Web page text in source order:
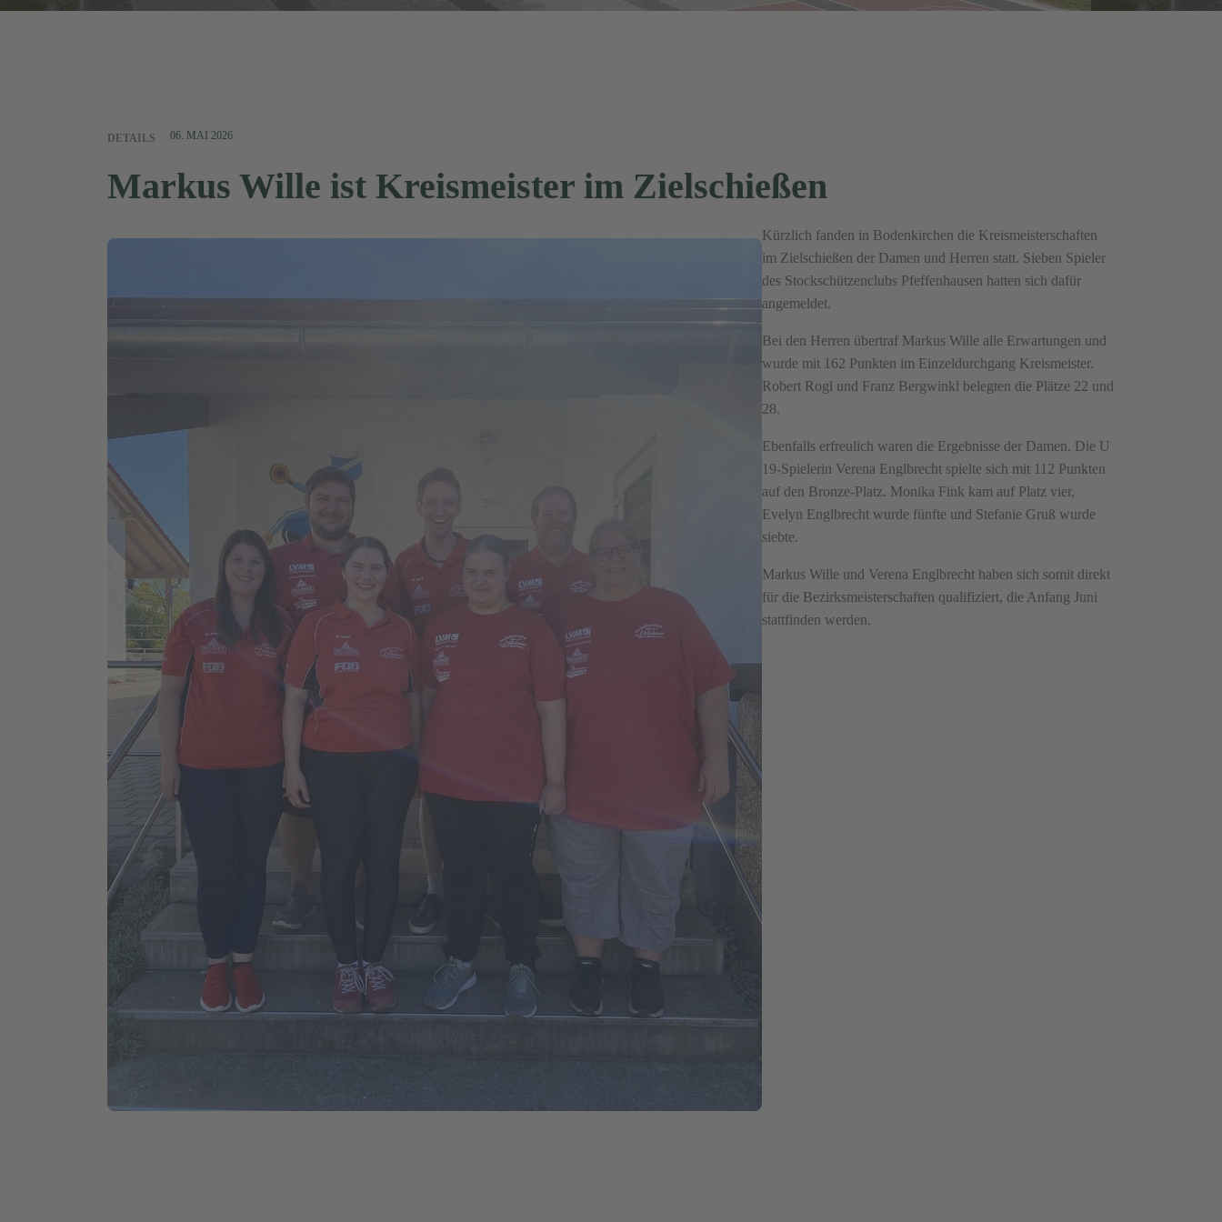
DETAILS 06. MAI 2026
Markus Wille ist Kreismeister im Zielschießen
Kürzlich fanden in Bodenkirchen die Kreismeisterschaften
im Zielschießen der Damen und Herren statt. Sieben Spieler
des Stockschützenclubs Pfeffenhausen hatten sich dafür
angemeldet.
Bei den Herren übertraf Markus Wille alle Erwartungen und
wurde mit 162 Punkten im Einzeldurchgang Kreismeister.
Robert Rogl und Franz Bergwinkl belegten die Plätze 22 und
28.
Ebenfalls erfreulich waren die Ergebnisse der Damen. Die U
19-Spielerin Verena Englbrecht spielte sich mit 112 Punkten
auf den Bronze-Platz. Monika Fink kam auf Platz vier,
Evelyn Englbrecht wurde fünfte und Stefanie Gruß wurde
siebte.
Markus Wille und Verena Englbrecht haben sich somit direkt
für die Bezirksmeisterschaften qualifiziert, die Anfang Juni
stattfinden werden.